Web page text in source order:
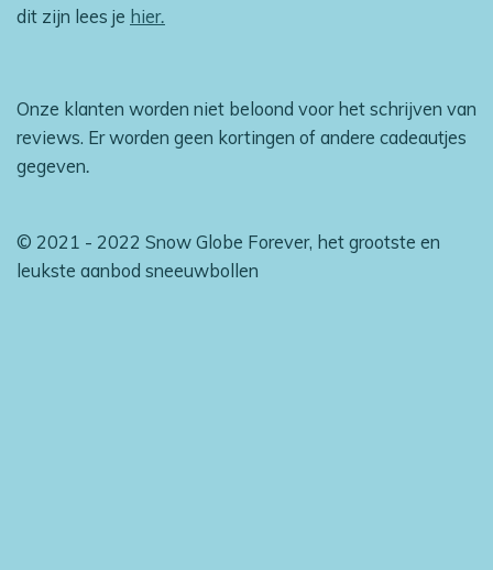
dit zijn lees je hier.
Onze klanten worden niet beloond voor het schrijven van
reviews. Er worden geen kortingen of andere cadeautjes
gegeven.
© 2021 - 2022 Snow Globe Forever, het grootste en
leukste aanbod sneeuwbollen